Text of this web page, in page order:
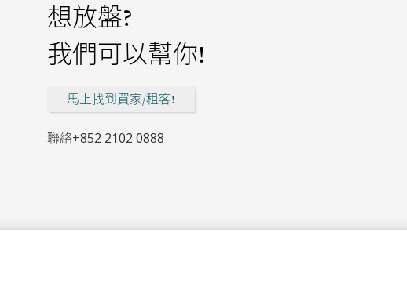
想放盤?
我們可以幫你!
馬上找到買家/租客!
聯絡+852 2102 0888